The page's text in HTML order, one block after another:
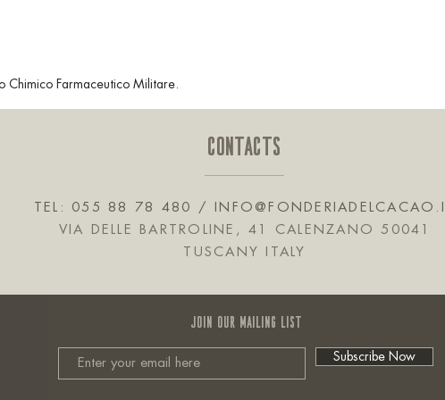
Chimico Farmaceutico Militare.
CONTACTS
TEL: 055 88 78 480 /
VIA DELLE BARTROLINE, 41 CALENZANO 50041
TUSCANY ITALY
JOIN OUR MAILING LIST
Subscribe Now